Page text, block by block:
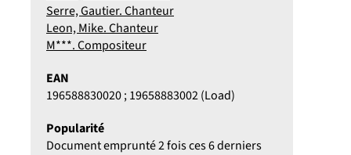
Serre, Gautier. Chanteur
Leon, Mike. Chanteur
M***. Compositeur
EAN
196588830020 ; 19658883002 (Load)
Popularité
Document emprunté 2 fois ces 6 derniers